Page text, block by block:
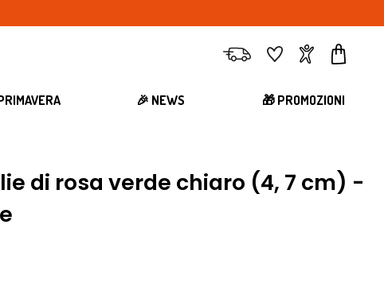
ConsegnaPreferitiAccount
🎉 NEWS 🎁 PROMOZIONI
di rosa verde chiaro (4, 7 cm) -